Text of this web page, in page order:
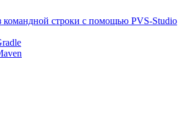
строки с помощью PVS-Studio